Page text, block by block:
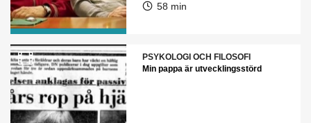
58 min
PSYKOLOGI OCH FILOSOFI
Min pappa är utvecklingsstörd